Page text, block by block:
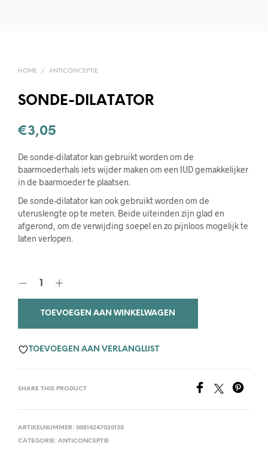
HOME / ANTICONCEPTIE
SONDE-DILATATOR
€3,05
De sonde-dilatator kan gebruikt worden om de
baarmoederhals iets wijder maken om een IUD gemakkelijker
in de baarmoeder te plaatsen.
De sonde-dilatator kan ook gebruikt worden om de
uteruslengte op te meten. Beide uiteinden zijn glad en
afgerond, om de verwijding soepel en zo pijnloos mogelijk te
laten verlopen.
TOEVOEGEN AAN WINKELWAGEN
TOEVOEGEN AAN VERLANGLIJST
SHARE THIS PRODUCT
ARTIKELNUMMER: 00814247020130
CATEGORIE: ANTICONCEPTIE